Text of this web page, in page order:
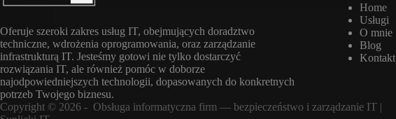
Oferuje szeroki zakres usług IT, obejmujących doradztwo
techniczne, wdrożenia oprogramowania, oraz zarządzanie
infrastrukturą IT. Jesteśmy gotowi nie tylko dostarczyć
rozwiązania IT, ale również pomóc w doborze
najodpowiedniejszych technologii, dopasowanych do konkretnych
potrzeb Twojego biznesu.
Home
Usługi
O mnie
Blog
Kontakt
Copyright © 2026 - Obsługa informatyczna firm — bezpieczeństwo i zarządzanie IT |